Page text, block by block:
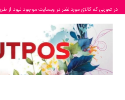
در صورتی که کالای مورد نظر در وبسایت موجود نبود از